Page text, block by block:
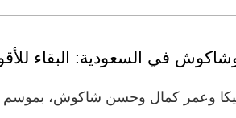
في السعودية: البقاء
وعمر كمال وحسن شاكوش، بموسم